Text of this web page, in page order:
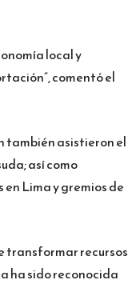
local y
comentó el
también asistieron el
así como
Lima y gremios de
transformar recursos
ha sido reconocida